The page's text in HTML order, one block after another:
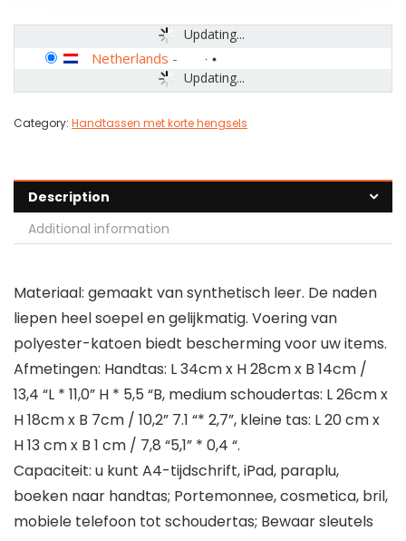
Updating...
Updating...
Netherlands -
Category: Handtassen met korte hengsels
Description
Additional information
Materiaal: gemaakt van synthetisch leer. De naden
liepen heel soepel en gelijkmatig. Voering van
polyester-katoen biedt bescherming voor uw items.
Afmetingen: Handtas: L 34cm x H 28cm x B 14cm /
13,4 “L * 11,0” H * 5,5 “B, medium schoudertas: L 26cm x
H 18cm x B 7cm / 10,2” 7.1 “* 2,7”, kleine tas: L 20 cm x
H 13 cm x B 1 cm / 7,8 “5,1” * 0,4 “.
Capaciteit: u kunt A4-tijdschrift, iPad, paraplu,
boeken naar handtas; Portemonnee, cosmetica, bril,
mobiele telefoon tot schoudertas; Bewaar sleutels